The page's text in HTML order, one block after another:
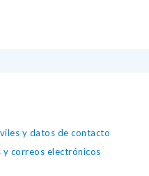
y datos de contacto
correos electrónicos